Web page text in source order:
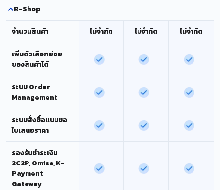
R-Shop
จำนวนสินค้า ไม่จำกัด ไม่จำกัด ไม่จำกัด
เพิ่มตัวเลือกย่อย
ของสินค้าได้
ระบบ Order
Management
ระบบสั่งซื้อแบบขอ
ใบเสนอราคา
รองรับชำระเงิน
2C2P, Omise, K-
Payment
Gateway